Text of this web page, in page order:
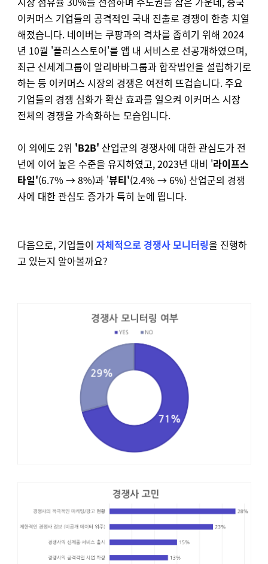
이커머스 기업들의 공격적인 국내 진출로 경쟁이 한층 치열
해졌습니다. 네이버는 쿠팡과의 격차를 좁히기 위해 2024
년 10월 '플러스스토어'를 앱 내 서비스로 선공개하였으며,
최근 신세계그룹이 알리바바그룹과 합작법인을 설립하기로
하는 등 이커머스 시장의 경쟁은 여전히 뜨겁습니다. 주요
기업들의 경쟁 심화가 확산 효과를 일으켜 이커머스 시장
전체의 경쟁을 가속화하는 모습입니다.
이 외에도 2위 'B2B' 산업군의 경쟁사에 대한 관심도가 전
년에 이어 높은 수준을 유지하였고, 2023년 대비 '라이프스
타일'(6.7% → 8%)과 '뷰티'(2.4% → 6%) 산업군의 경쟁
사에 대한 관심도 증가가 특히 눈에 띕니다.
다음으로, 기업들이 자체적으로 경쟁사 모니터링을 진행하
고 있는지 알아볼까요?